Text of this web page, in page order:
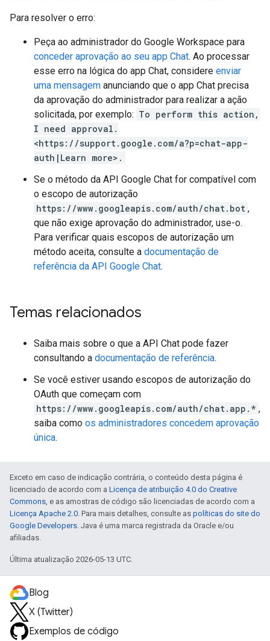
Para resolver o erro:
Peça ao administrador do Google Workspace para
conceder aprovação ao seu app Chat. Ao processar
esse erro na lógica do app Chat, considere enviar
uma mensagem anunciando que o app Chat precisa
da aprovação do administrador para realizar a ação
solicitada, por exemplo: To perform this action,
I need approval.
<https://support.google.com/a?p=chat-app-
auth|Learn more>.
Se o método da API Google Chat for compatível com
o escopo de autorização
https://www.googleapis.com/auth/chat.bot ,
que não exige aprovação do administrador, use-o.
Para verificar quais escopos de autorização um
método aceita, consulte a documentação de
referência da API Google Chat.
Temas relacionados
Saiba mais sobre o que a API Chat pode fazer
consultando a documentação de referência.
Se você estiver usando escopos de autorização do
OAuth que começam com
https://www.googleapis.com/auth/chat.app.* ,
saiba como os administradores concedem aprovação
única.
Exceto em caso de indicação contrária, o conteúdo desta página é
licenciado de acordo com a Licença de atribuição 4.0 do Creative
Commons, e as amostras de código são licenciadas de acordo com a
Licença Apache 2.0. Para mais detalhes, consulte as políticas do site do
Google Developers. Java é uma marca registrada da Oracle e/ou
afiliadas.
Última atualização 2026-05-13 UTC.
Blog
X (Twitter)
Exemplos de código